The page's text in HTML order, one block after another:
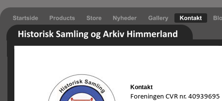
Kontakt
Foreningen CVR nr. 40939695